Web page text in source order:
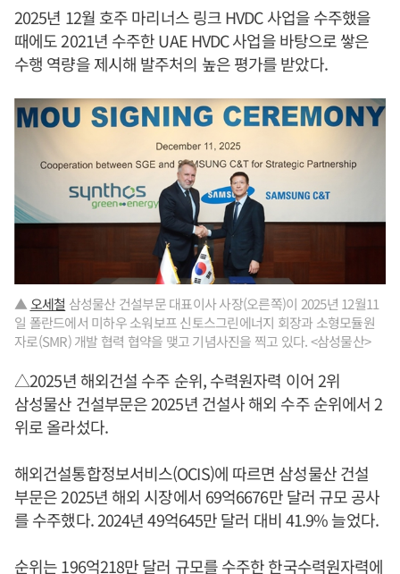
2025년 12월 호주 마리너스 링크 HVDC 사업을 수주했을
때에도 2021년 수주한 UAE HVDC 사업을 바탕으로 쌓은
수행 역량을 제시해 발주처의 높은 평가를 받았다.
▲오세철 삼성물산 건설부문 대표이사 사장(오른쪽)이 2025년 12월11
일 폴란드에서 미하우 소워보프 신토스그린에너지 회장과 소형모듈원
자로(SMR) 개발 협력 협약을 맺고 기념사진을 찍고 있다. <삼성물산>
△2025년 해외건설 수주 순위, 수력원자력 이어 2위
삼성물산 건설부문은 2025년 건설사 해외 수주 순위에서 2
위로 올라섰다.
해외건설통합정보서비스(OCIS)에 따르면 삼성물산 건설
부문은 2025년 해외 시장에서 69억6676만 달러 규모 공사
를 수주했다. 2024년 49억645만 달러 대비 41.9% 늘었다.
순위는 196억218만 달러 규모를 수주한 한국수력원자력에